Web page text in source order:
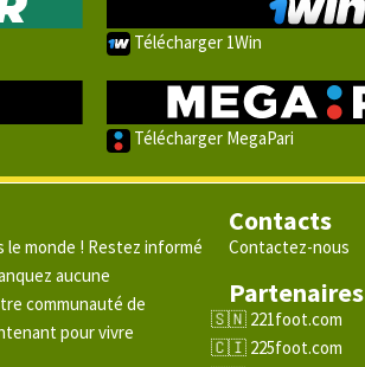
Télécharger 1Win
Télécharger MegaPari
le monde ! Restez informé
aucune
communauté de
pour vivre
Contacts
Contactez-nous
Partenaires
221foot.com
225foot.com